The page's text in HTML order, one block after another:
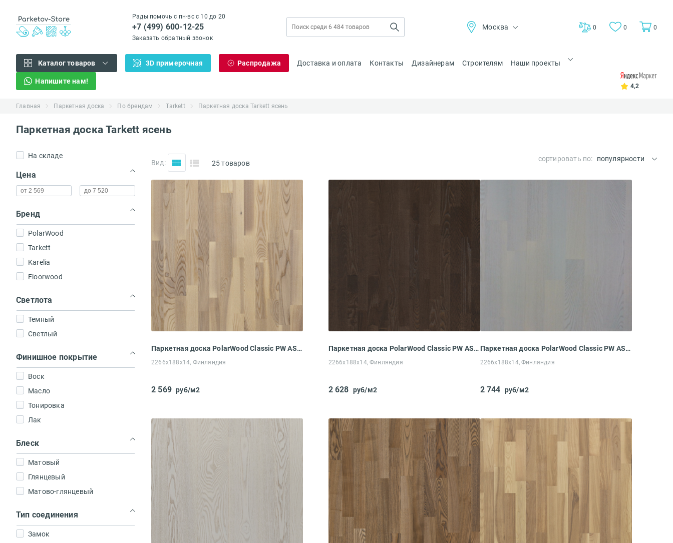
Рады помочь с пн-вс с 10 до 20
+7 (499) 600-12-25
Заказать обратный звонок
Москва 0 0 0
Каталог товаров 3D примерочная Распродажа Доставка и оплата Контакты Дизайнерам Строителям Наши проекты
Напишите нам!
4,2
Главная Паркетная доска По брендам Tarkett Паркетная доска Tarkett ясень
Паркетная доска Tarkett ясень
На складе
Цена
Бренд
PolarWood
Tarkett
Karelia
Floorwood
Светлота
Темный
Светлый
Финишное покрытие
Воск
Масло
Тонировка
Лак
Блеск
Матовый
Глянцевый
Матово-глянцевый
Тип соединения
Замок
Вид: 25 товаров
сортировать по: популярности
Паркетная доска PolarWood Classic PW ASH LIVING WHITE MATT LOC (2266x188x14 мм)
2266x188x14, Финляндия
2 569 руб/м2
Паркетная доска PolarWood Classic PW ASH LUNGO MATT LOC (2266x188x14 мм)
2266x188x14, Финляндия
2 628 руб/м2
Паркетная доска PolarWood Classic PW ASH RICOTTA MATT LOC (2266x188x14 мм)
2266x188x14, Финляндия
2 744 руб/м2